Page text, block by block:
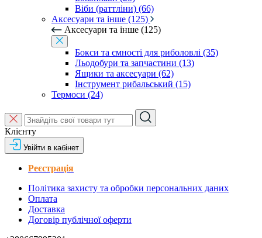
Віби (раттліни) (66)
Аксесуари та інше (125)
Аксесуари та інше (125)
Бокси та ємності для риболовлі (35)
Льодобури та запчастини (13)
Ящики та аксесуари (62)
Інструмент рибальський (15)
Термоси (24)
Клієнту
Увійти в кабінет
Реєстрація
Політика захисту та обробки персональних даних
Оплата
Доставка
Договір публічної оферти